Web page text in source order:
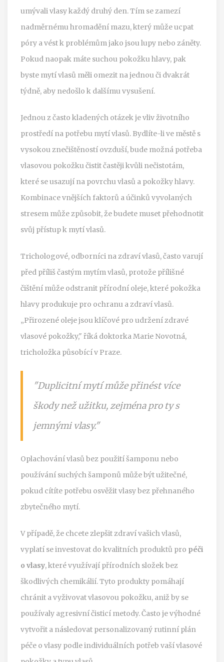
umývali vlasy každý druhý den. Tím se zamezí
nadměrnému hromadění mazu, který může ucpat
póry a vést k problémům jako jsou lupy nebo záněty.
Pokud naopak máte suchou pokožku hlavy, pak
byste mytí vlasů měli omezit na jednou či dvakrát
týdně, aby nedošlo k dalšímu vysušení.
Jednou z často kladených otázek je vliv životního
prostředí na potřebu mytí vlasů. Bydlíte-li ve městě s
vysokou znečištěností ovzduší, bude možná potřeba
vlasovou pokožku čistit častěji kvůli nečistotám,
které se usazují na povrchu vlasů a pokožky hlavy.
Kombinace vnějších faktorů a účinků vyvolaných
stresem může způsobit, že budete muset přehodnotit
svůj přístup k mytí vlasů.
Trichologové, odborníci na zdraví vlasů, často varují
před příliš častým mytím vlasů, protože přílišné
čištění může odstranit přírodní oleje, které pokožka
hlavy produkuje pro ochranu a zdraví vlasů.
„Přirozené oleje jsou klíčové pro udržení zdravé
vlasové pokožky," říká doktorka Marie Novotná,
tricholožka působící v Praze.
"Duplicitní mytí může přinést více
škody než užitku, zejména pro ty s
jemnými vlasy."
Oplachování vlasů bez použití šamponu nebo
používání suchých šamponů může být užitečné,
pokud cítíte potřebu osvěžit vlasy bez přehnaného
zbytečného mytí.
V případě, že chcete zlepšit zdraví vašich vlasů,
vyplatí se investovat do kvalitních produktů pro péči
o vlasy, které využívají přírodních složek bez
škodlivých chemikálií. Tyto produkty pomáhají
chránit a vyživovat vlasovou pokožku, aniž by se
používaly agresivní čisticí metody. Často je výhodné
vytvořit a následovat personalizovaný rutinní plán
péče o vlasy podle individuálních potřeb vaší vlasové